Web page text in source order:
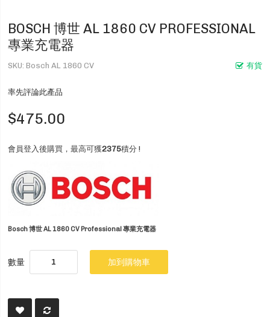
BOSCH 博世 AL 1860 CV PROFESSIONAL
專業充電器
有貨
SKU Bosch AL 1860 CV
率先評論此產品
$475.00
會員登入後購買，最高可獲2375積分 !
Bosch 博世 AL 1860 CV Professional 專業充電器
數量 加到購物車